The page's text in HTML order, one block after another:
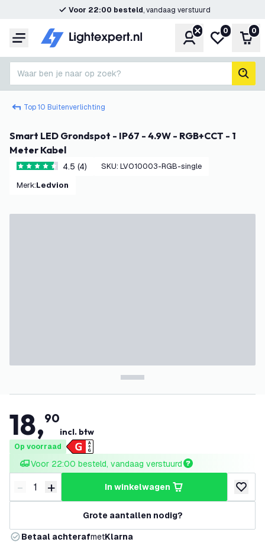
Voor 22:00 besteld, vandaag verstuurd
Menu Account
Mijn
0 0
Waar ben je naar op zoek?
Top 10 Buitenverlichting
Smart LED Grondspot - IP67 - 4.9W - RGB+CCT - 1
Meter Kabel
4.5 score sterren
4.5 (4) SKU: LVO10003-RGB-single
Merk: Ledvion
18,90
incl. btw
Op voorraad
Voor 22:00 besteld, vandaag verstuurd
Verminder hoeveelheid
- Verhoog hoeveelheid
+ in winkelwagen
Grote aantallen nodig?
Betaal achterafmetKlarna